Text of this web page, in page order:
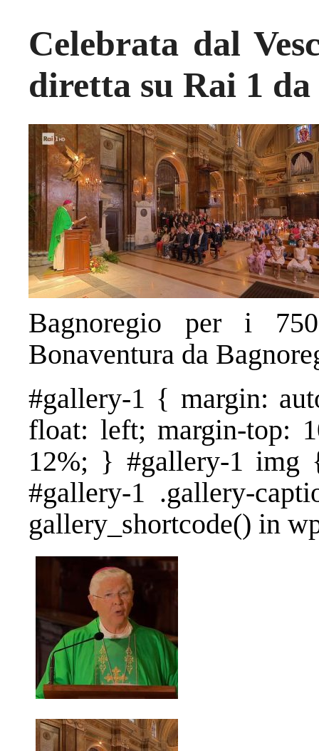
Celebrata dal
diretta su Rai 1
Bagnoregio per i
Bonaventura da
#gallery-1 { margin:
float: left; margin-top:
12%; } #gallery-1
#gallery-1 .gallery-
gallery_shortcode() in